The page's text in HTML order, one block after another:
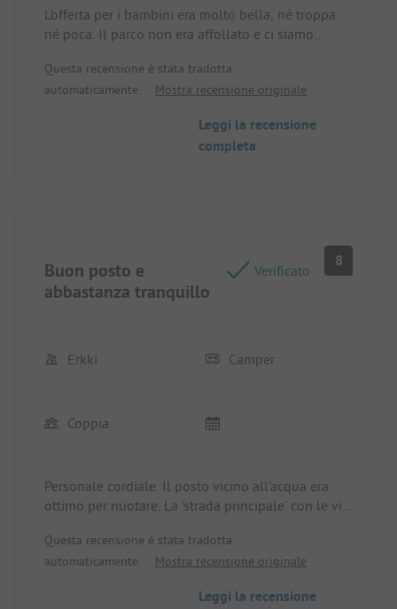
L'offerta per i bambini era molto bella, né troppa
né poca. Il parco non era affollato e ci siamo
divertiti molto, soprattutto con le fantastiche
proposte del Beach Club. È anche accessibile per
Questa recensione è stata tradotta
automaticamente.
Mostra recensione originale
Leggi la recensione
completa
Buon posto e
abbastanza tranquillo
Verificato
8
Erkki Camper
Coppia
Personale cordiale. Il posto vicino all'acqua era
ottimo per nuotare. La 'strada principale' con le viti
Questa recensione è stata tradotta
automaticamente.
Mostra recensione originale
Leggi la recensione